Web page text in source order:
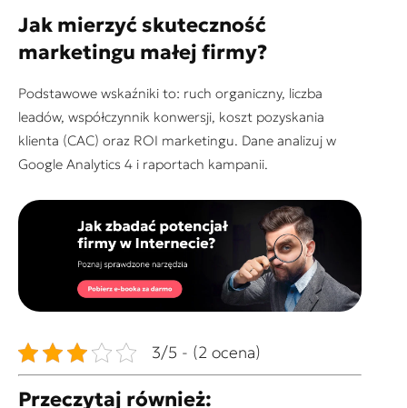
Jak mierzyć skuteczność
marketingu małej firmy?
Podstawowe wskaźniki to: ruch organiczny, liczba
leadów, współczynnik konwersji, koszt pozyskania
klienta (CAC) oraz ROI marketingu. Dane analizuj w
Google Analytics 4 i raportach kampanii.
3/5 - (2 ocena)
Przeczytaj również: